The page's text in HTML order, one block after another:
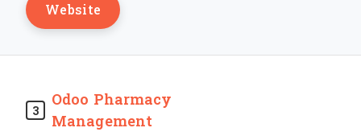
Website
3
Odoo Pharmacy
Management